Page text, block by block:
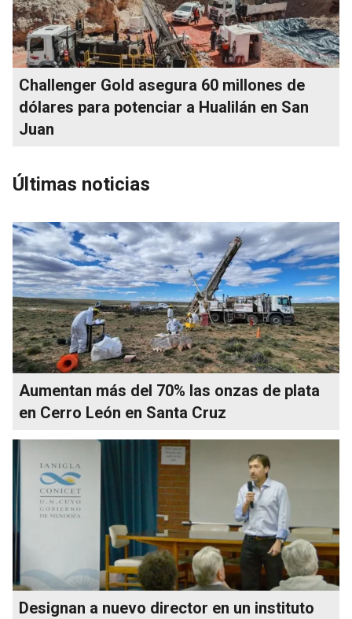
Challenger Gold asegura 60 millones de
dólares para potenciar a Hualilán en San
Juan
Últimas noticias
Aumentan más del 70% las onzas de plata
en Cerro León en Santa Cruz
Designan a nuevo director en un instituto